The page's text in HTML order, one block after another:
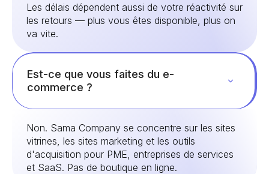
Les délais dépendent aussi de votre réactivité sur
les retours — plus vous êtes disponible, plus on
va vite.
Est-ce que vous faites du e-
commerce ?
Non. Sama Company se concentre sur les sites
vitrines, les sites marketing et les outils
d'acquisition pour PME, entreprises de services
et SaaS. Pas de boutique en ligne.